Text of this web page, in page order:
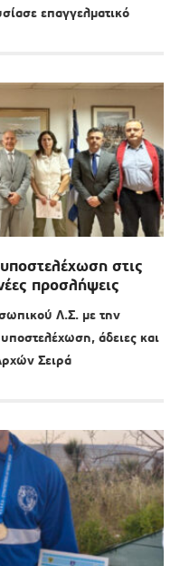
επαγγελματικό
στις
προσλήψεις
Λ.Σ. με την
άδειες και
Σειρά